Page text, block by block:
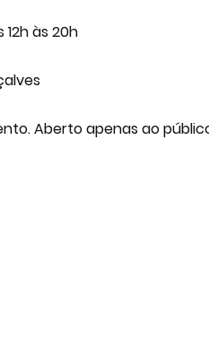
12h às 20h
Aberto apenas ao